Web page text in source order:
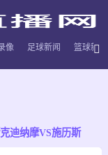
像 足球新闻 篮球新闻
迪纳摩VS施历斯